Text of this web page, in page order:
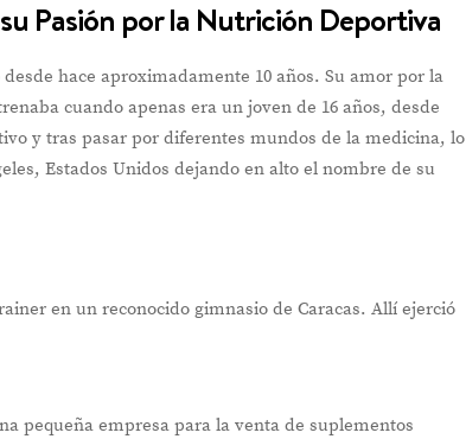
Pasión por la Nutrición Deportiva
hace aproximadamente 10 años. Su amor por la
cuando apenas era un joven de 16 años, desde
y tras pasar por diferentes mundos de la medicina, lo
Estados Unidos dejando en alto el nombre de su
en un reconocido gimnasio de Caracas. Allí ejerció
pequeña empresa para la venta de suplementos
VIEW POST